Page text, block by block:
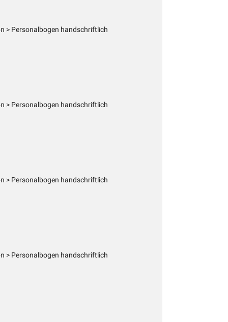
> Personalbogen handschriftlich
> Personalbogen handschriftlich
> Personalbogen handschriftlich
> Personalbogen handschriftlich